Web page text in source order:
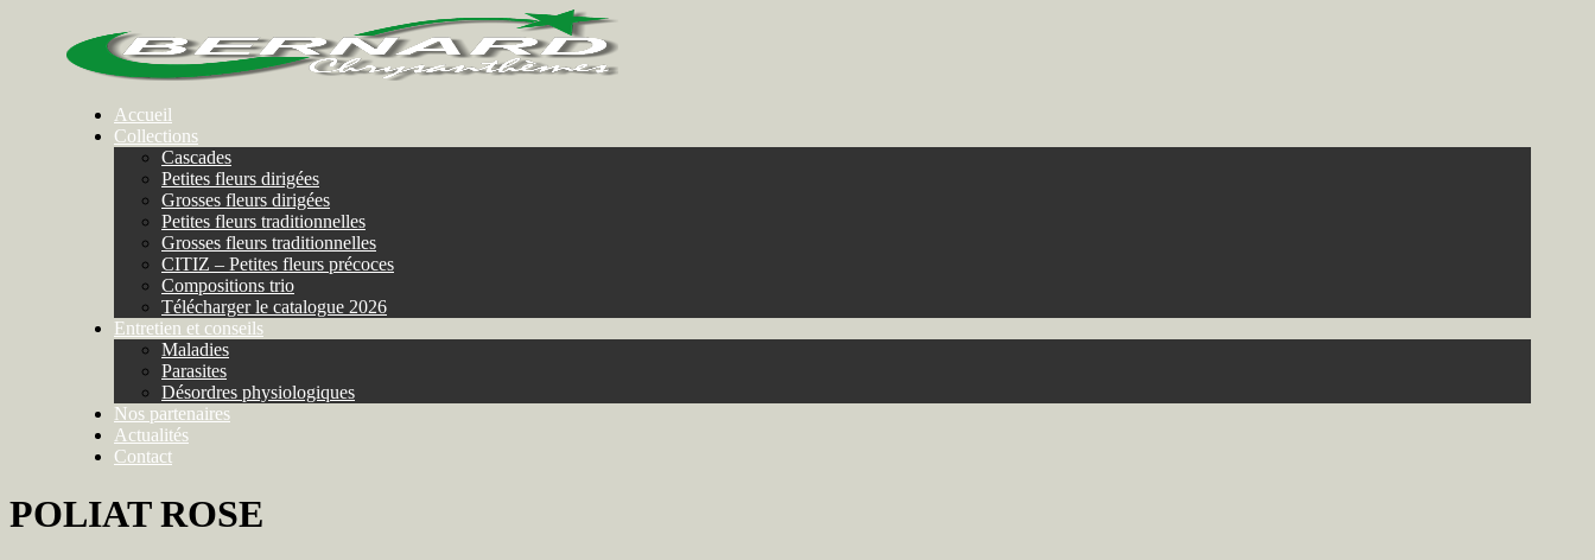
Accueil
Collections
Cascades
Petites fleurs dirigées
Grosses fleurs dirigées
Petites fleurs traditionnelles
Grosses fleurs traditionnelles
CITIZ – Petites fleurs précoces
Compositions trio
Télécharger le catalogue 2026
Entretien et conseils
Maladies
Parasites
Désordres physiologiques
Nos partenaires
Actualités
Contact
POLIAT ROSE